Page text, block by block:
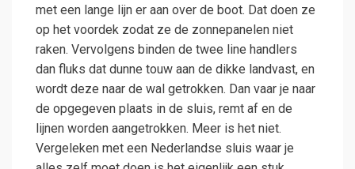
met een lange lijn er aan over de boot. Dat doen ze
op het voordek zodat ze de zonnepanelen niet
raken. Vervolgens binden de twee line handlers
dan fluks dat dunne touw aan de dikke landvast, en
wordt deze naar de wal getrokken. Dan vaar je naar
de opgegeven plaats in de sluis, remt af en de
lijnen worden aangetrokken. Meer is het niet.
Vergeleken met een Nederlandse sluis waar je